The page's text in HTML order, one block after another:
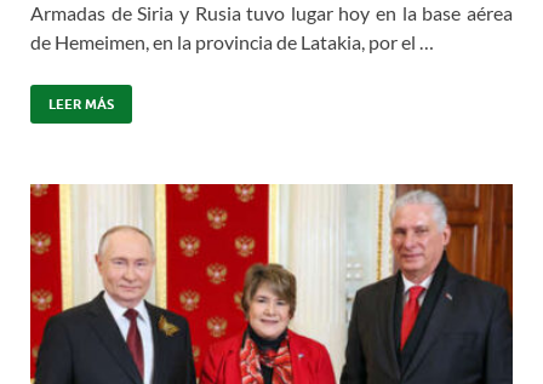
Armadas de Siria y Rusia tuvo lugar hoy en la base aérea
de Hemeimen, en la provincia de Latakia, por el …
LEER MÁS